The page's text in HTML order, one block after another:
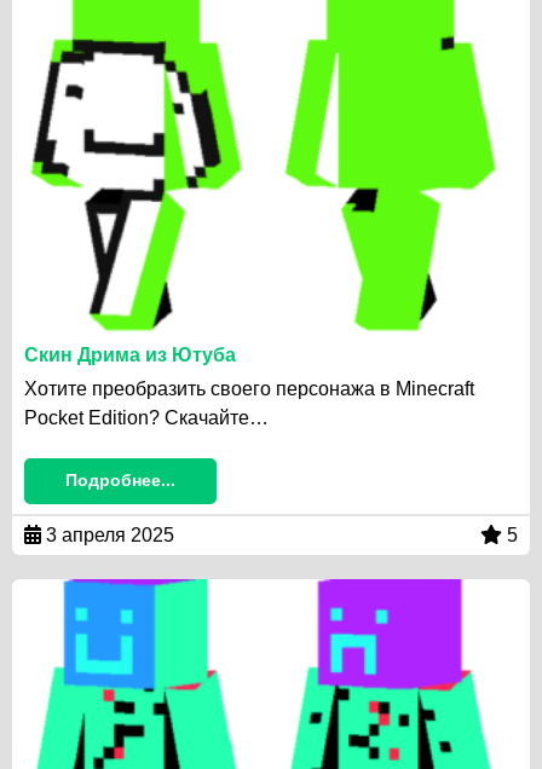
Скин Дрима из Ютуба
Хотите преобразить своего персонажа в Minecraft
Pocket Edition? Скачайте…
Подробнее...
3 апреля 2025 5